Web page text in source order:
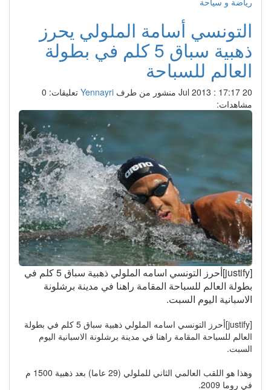
التونسي أسامة الملولي يحرز
ذهبية سباق 5 كلم في بطولة
العالم للسباحة
منشور من طرفYennayri تعليقات: 0
مشاهدات:
[justify]أحرز التونسي اسامه الملولي ذهبية سباق 5 كلم في
بطولة العالم للسباحة المقامة راهنا في مدينة برشلونة
الاسبانية اليوم السبت.
[justify]أحرز التونسي اسامه الملولي ذهبية سباق 5 كلم في بطولة
العالم للسباحة المقامة راهنا في مدينة برشلونة الاسبانية اليوم
السبت.
وهذا هو اللقب العالمي الثاني للملولي (29 عاما) بعد ذهبية 1500 م
في روما 2009.